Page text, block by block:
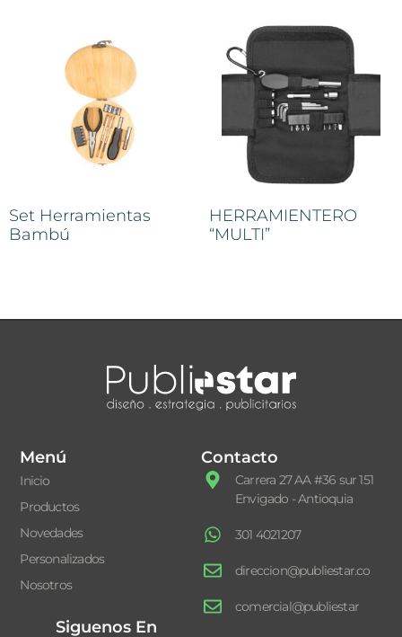
Set Herramientas
Bambú
HERRAMIENTERO
“MULTI”
Menú
Inicio
Productos
Novedades
Personalizados
Nosotros
Contacto
Carrera 27 AA #36 sur 151
Envigado - Antioquia
301 4021207
direccion@publiestar.co
comercial@publiestar
Siguenos En